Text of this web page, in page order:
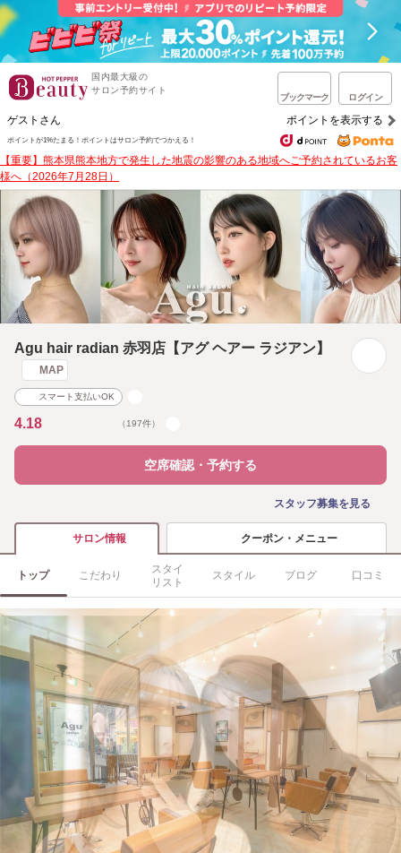
国内最大級の
サロン予約サイト
ブックマーク ログイン
ゲストさん ポイントを表示する
ポイントが1%たまる！ ポイントはサロン予約でつかえる！
【重要】熊本県熊本地方で発生した地震の影響のある地域へご予約されているお客
様へ（2026年7月28日）
Agu hair radian 赤羽店【アグ ヘアー ラジアン】
MAP
スマート支払いOK
4.18 （197件）
空席確認・予約する
スタッフ募集を見る
サロン情報 クーポン・メニュー
トップ こだわり
スタイ
リスト
スタイル ブログ 口コミ